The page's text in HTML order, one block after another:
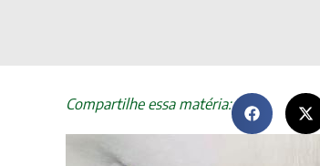
Compartilhe essa matéria: